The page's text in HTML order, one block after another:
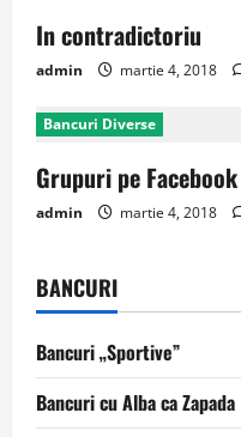
In contradictoriu
admin martie 4, 2018
Bancuri Diverse
Grupuri pe Facebook
admin martie 4, 2018
BANCURI
Bancuri „Sportive”
Bancuri cu Alba ca Zapada